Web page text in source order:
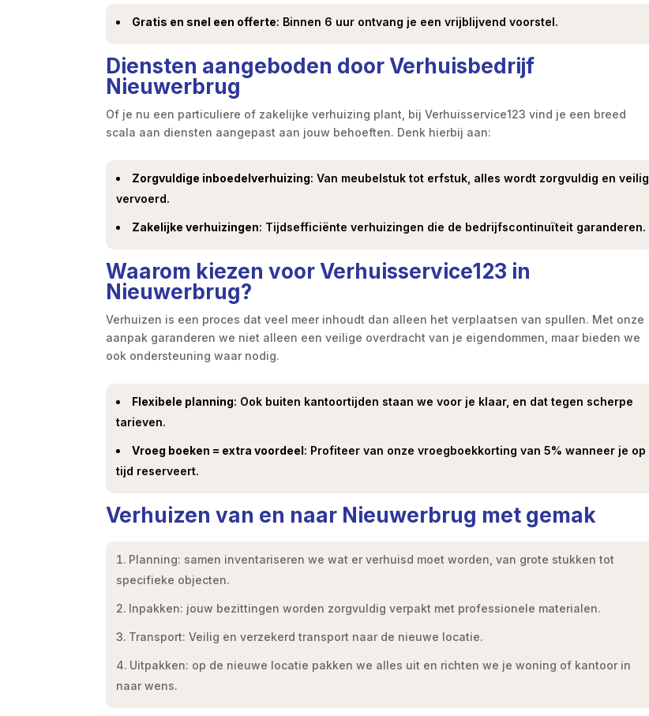
Gratis en snel een offerte: Binnen 6 uur ontvang je een vrijblijvend voorstel.
Diensten aangeboden door Verhuisbedrijf
Nieuwerbrug
Of je nu een particuliere of zakelijke verhuizing plant, bij Verhuisservice123 vind je een breed
scala aan diensten aangepast aan jouw behoeften. Denk hierbij aan:
Zorgvuldige inboedelverhuizing: Van meubelstuk tot erfstuk, alles wordt zorgvuldig en veilig
vervoerd.
Zakelijke verhuizingen: Tijdsefficiënte verhuizingen die de bedrijfscontinuïteit garanderen.
Waarom kiezen voor Verhuisservice123 in
Nieuwerbrug?
Verhuizen is een proces dat veel meer inhoudt dan alleen het verplaatsen van spullen. Met onze
aanpak garanderen we niet alleen een veilige overdracht van je eigendommen, maar bieden we
ook ondersteuning waar nodig.
Flexibele planning: Ook buiten kantoortijden staan we voor je klaar, en dat tegen scherpe
tarieven.
Vroeg boeken = extra voordeel: Profiteer van onze vroegboekkorting van 5% wanneer je op
tijd reserveert.
Verhuizen van en naar Nieuwerbrug met gemak
Planning: samen inventariseren we wat er verhuisd moet worden, van grote stukken tot
specifieke objecten.
Inpakken: jouw bezittingen worden zorgvuldig verpakt met professionele materialen.
Transport: Veilig en verzekerd transport naar de nieuwe locatie.
Uitpakken: op de nieuwe locatie pakken we alles uit en richten we je woning of kantoor in
naar wens.